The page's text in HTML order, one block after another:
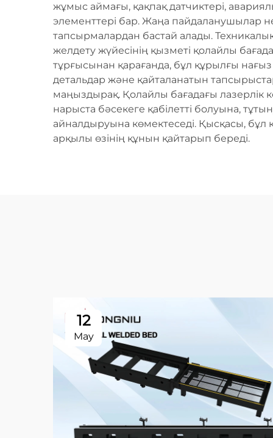
жұмыс аймағы, қақпақ датчиктері,
элементтері бар. Жаңа пайдаланушылар
тапсырмалардан бастай алады.
желдету жүйесінің қызметі қолайлы
тұрғысынан қарағанда, бұл құрылғы
детальдар және қайталанатын
маңыздырақ. Қолайлы бағадағы
нарыста бәсекеге қабілетті болуына,
айналдыруына көмектеседі. Қысқасы, бұл
арқылы өзінің құнын қайтарып береді.
12
May